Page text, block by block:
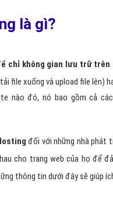
là gì?
chỉ không gian lưu trữ trên
file xuống và upload file lên)
nào đó, nó bao gồm cả
đối với những nhà phát
cho trang web của họ để
thông tin dưới đây sẽ giúp